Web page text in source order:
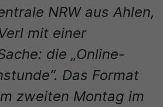
NRW aus Ahlen,
mit einer
die „Online-
Das Format
zweiten Montag im
/ Ahlen
den Besuchern abgerufen werden,
Informationsangebot zu optimieren.
Informationen im pseudonymen
nicht dazu benutzt, den Besucher
zu identifizieren und nicht mit
Daten über den Träger des